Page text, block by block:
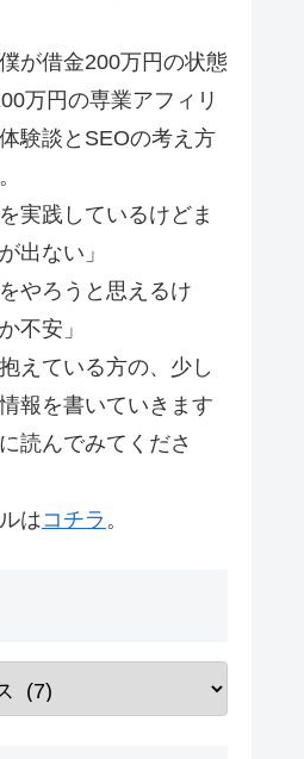
が借金200万円の状態
万円の専業アフィリ
験談とSEOの考え方
実践しているけどま
出ない」
やろうと思えるけ
不安」
えている方の、少し
報を書いていきます
読んでみてくださ
はコチラ 。